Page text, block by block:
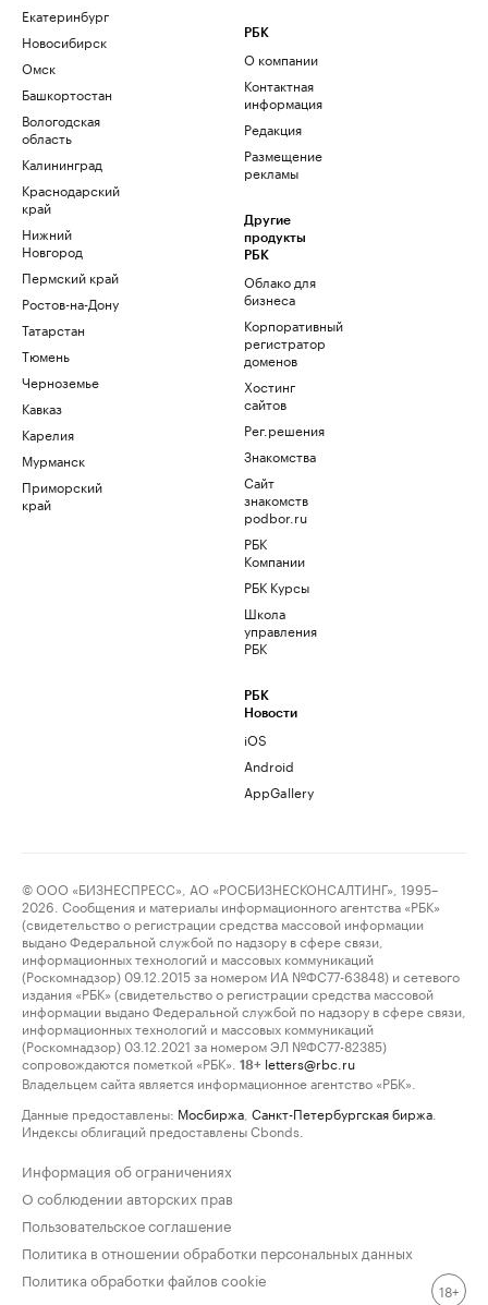
Екатеринбург
Новосибирск
Омск
Башкортостан
Вологодская
область
Калининград
Краснодарский
край
Нижний
Новгород
Пермский край
Ростов-на-Дону
Татарстан
Тюмень
Черноземье
Кавказ
Карелия
Мурманск
Приморский
край
РБК
О компании
Контактная
информация
Редакция
Размещение
рекламы
Другие
продукты
РБК
Облако для
бизнеса
Корпоративный
регистратор
доменов
Хостинг
сайтов
Рег.решения
Знакомства
Сайт
знакомств
podbor.ru
РБК
Компании
РБК Курсы
Школа
управления
РБК
РБК
Новости
iOS
Android
AppGallery
© ООО «БИЗНЕСПРЕСС», АО «РОСБИЗНЕСКОНСАЛТИНГ», 1995–
2026. Сообщения и материалы информационного агентства «РБК»
(свидетельство о регистрации средства массовой информации
выдано Федеральной службой по надзору в сфере связи,
информационных технологий и массовых коммуникаций
(Роскомнадзор) 09.12.2015 за номером ИА №ФС77-63848) и сетевого
издания «РБК» (свидетельство о регистрации средства массовой
информации выдано Федеральной службой по надзору в сфере связи,
информационных технологий и массовых коммуникаций
(Роскомнадзор) 03.12.2021 за номером ЭЛ №ФС77-82385)
сопровождаются пометкой «РБК».
18+ letters@rbc.ru
Владельцем сайта является информационное агентство «РБК».
Данные предоставлены: Мосбиржа Санкт-Петербургская биржа
Индексы облигаций предоставлены Cbonds.
Информация об ограничениях
О соблюдении авторских прав
Пользовательское соглашение
Политика в отношении обработки персональных данных
Политика обработки файлов cookie
18+